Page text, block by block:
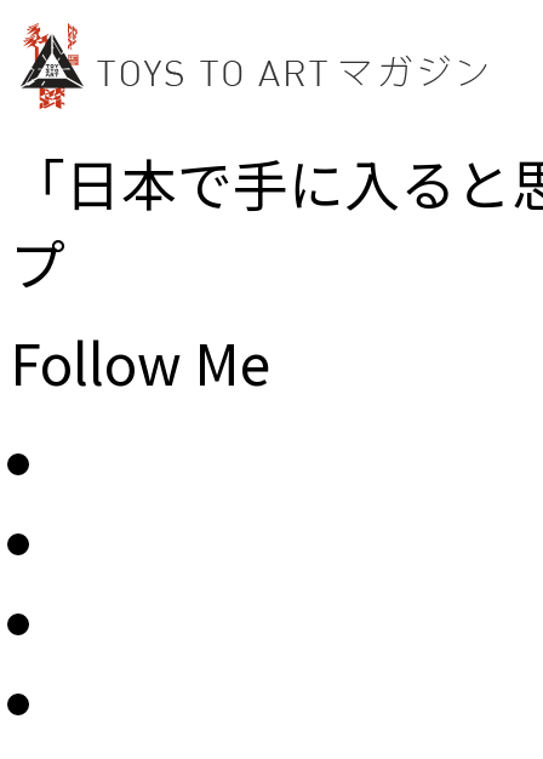
「日本で手に入る
プ
Follow Me